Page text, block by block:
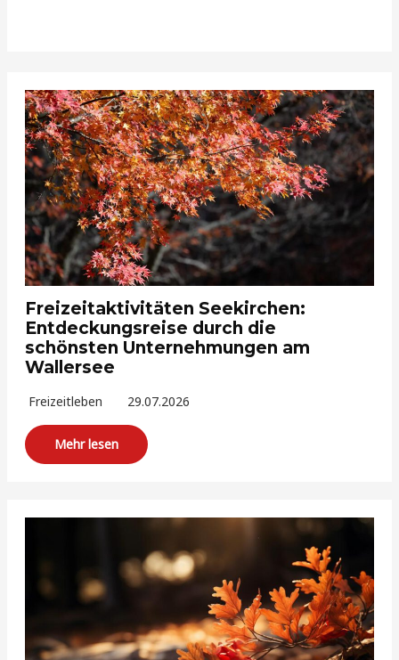
Freizeitaktivitäten Seekirchen:
Entdeckungsreise durch die
schönsten Unternehmungen am
Wallersee
Freizeitleben 29.07.2026
Mehr lesen